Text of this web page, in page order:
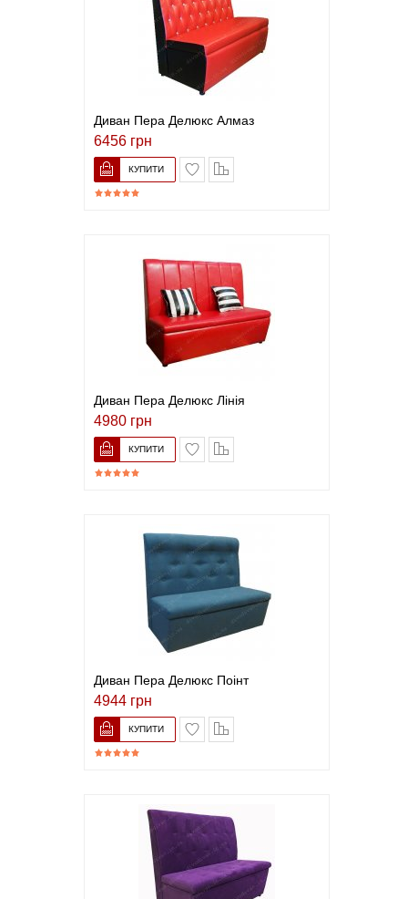
Диван Пера Делюкс Алмаз
6456 грн
В закладки
Диван Пера Делюкс Лінія
4980 грн
В закладки
Диван Пера Делюкс Поінт
4944 грн
В закладки